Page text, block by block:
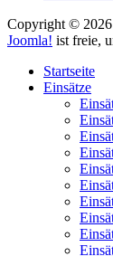
Copyright © 2026
Joomla! ist freie,
Startseite
Einsätze